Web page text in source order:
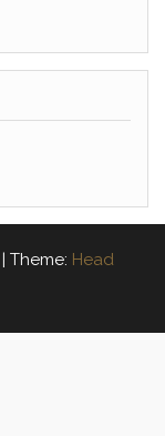
| Theme: Head